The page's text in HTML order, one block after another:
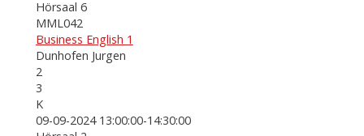
Hörsaal 6
MML042
Business English 1
Dunhofen Jurgen
2
3
K
09-09-2024 13:00:00-14:30:00